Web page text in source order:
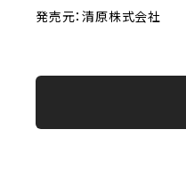
発売元：清原株式会社